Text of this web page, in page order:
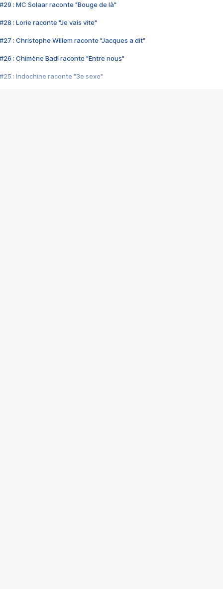
#29 : MC Solaar raconte "Bouge de là"
#28 : Lorie raconte "Je vais vite"
#27 : Christophe Willem raconte "Jacques a dit"
#26 : Chimène Badi raconte "Entre nous"
#25 : Indochine raconte "3e sexe"